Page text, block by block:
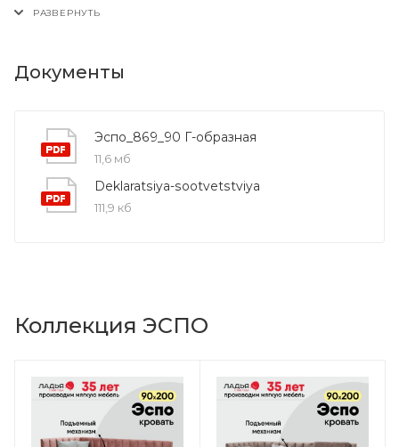
Документы
Эспо_869_90 Г-образная
11,6 мб
Deklaratsiya-sootvetstviya
111,9 кб
Коллекция ЭСПО